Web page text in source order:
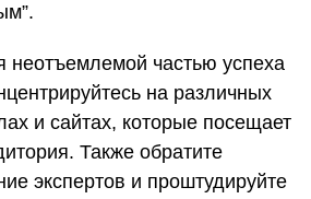
неотъемлемой частью успеха
на различных
и сайтах, которые посещает
Также обратите
экспертов и проштудируйте